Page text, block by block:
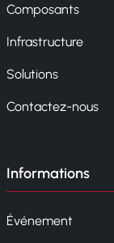
Composants
Infrastructure
Solutions
Contactez-nous
Informations
Événement